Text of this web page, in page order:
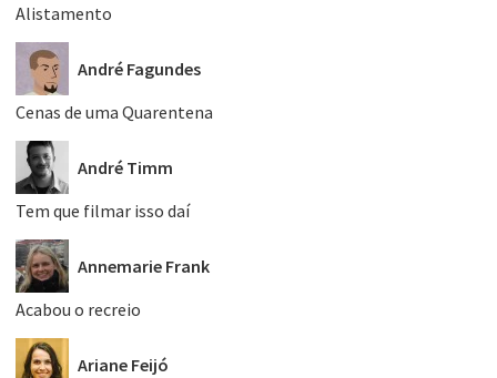
Alistamento
André Fagundes
Cenas de uma Quarentena
André Timm
Tem que filmar isso daí
Annemarie Frank
Acabou o recreio
Ariane Feijó